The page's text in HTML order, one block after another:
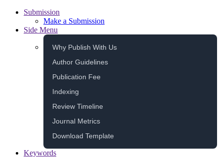
Submission
Make a Submission
Side Menu
Why Publish With Us
Author Guidelines
Publication Fee
Indexing
Review Timeline
Journal Metrics
Download Template
Keywords